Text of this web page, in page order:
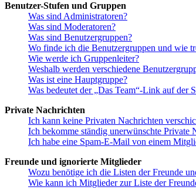
Benutzer-Stufen und Gruppen
Was sind Administratoren?
Was sind Moderatoren?
Was sind Benutzergruppen?
Wo finde ich die Benutzergruppen und wie
Wie werde ich Gruppenleiter?
Weshalb werden verschiedene
Was ist eine Hauptgruppe?
Was bedeutet der „Das Team“-Link auf der
Private Nachrichten
Ich kann keine Privaten Nachrichten
Ich bekomme ständig unerwünschte Private
Ich habe eine Spam-E-Mail von einem
Freunde und ignorierte Mitglieder
Wozu benötige ich die Listen der Freunde
Wie kann ich Mitglieder zur Liste der